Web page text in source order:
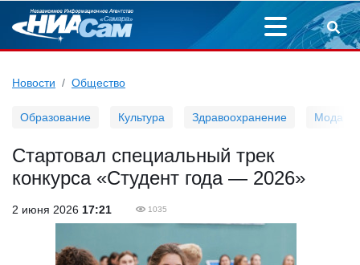
Новости Общество
Образование Культура Здравоохранение Мода
Стартовал специальный трек
конкурса «Студент года — 2026»
2 июня 2026 17:21 1035